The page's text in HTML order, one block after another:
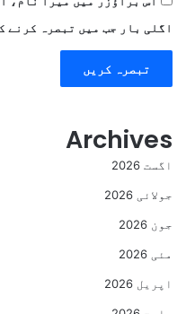
اگلی بار جب میں تبصرہ کرنے
Archives
اگست 2026
جولائی 2026
جون 2026
مئی 2026
اپریل 2026